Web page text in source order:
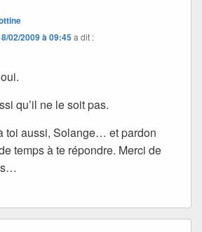
02/2009 à 09:45a dit :
qu’il ne le soit pas.
toi aussi, Solange… et pardon
temps à te répondre. Merci de